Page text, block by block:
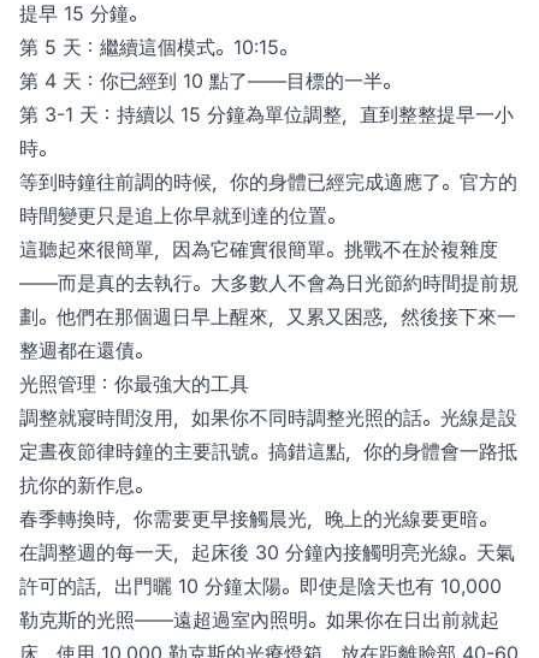
提早 15 分鐘。
第 5 天：繼續這個模式。10:15。
第 4 天：你已經到 10 點了——目標的一半。
第 3-1 天：持續以 15 分鐘為單位調整，直到整整提早一小
時。
等到時鐘往前調的時候，你的身體已經完成適應了。官方的
時間變更只是追上你早就到達的位置。
這聽起來很簡單，因為它確實很簡單。挑戰不在於複雜度
——而是真的去執行。大多數人不會為日光節約時間提前規
劃。他們在那個週日早上醒來，又累又困惑，然後接下來一
整週都在還債。
光照管理：你最強大的工具
調整就寢時間沒用，如果你不同時調整光照的話。光線是設
定晝夜節律時鐘的主要訊號。搞錯這點，你的身體會一路抵
抗你的新作息。
春季轉換時，你需要更早接觸晨光，晚上的光線要更暗。
在調整週的每一天，起床後 30 分鐘內接觸明亮光線。天氣
許可的話，出門曬 10 分鐘太陽。即使是陰天也有 10,000
勒克斯的光照——遠超過室內照明。如果你在日出前就起
床，使用 10,000 勒克斯的光療燈箱，放在距離臉部 40-60